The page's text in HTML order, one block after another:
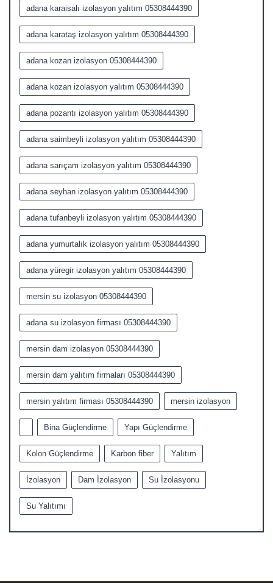
adana karaisalı izolasyon yalıtım 05308444390
adana karataş izolasyon yalıtım 05308444390
adana kozan izolasyon 05308444390
adana kozan izolasyon yalıtım 05308444390
adana pozantı izolasyon yalıtım 05308444390
adana saimbeyli izolasyon yalıtım 05308444390
adana sarıçam izolasyon yalıtım 05308444390
adana seyhan izolasyon yalıtım 05308444390
adana tufanbeyli izolasyon yalıtım 05308444390
adana yumurtalık izolasyon yalıtım 05308444390
adana yüregir izolasyon yalıtım 05308444390
mersin su izolasyon 05308444390
adana su izolasyon firması 05308444390
mersin dam izolasyon 05308444390
mersin dam yalıtım firmaları 05308444390
mersin yalıtım firması 05308444390 mersin izolasyon
Bina Güçlendirme Yapı Güçlendirme
Kolon Güçlendirme Karbon fiber Yalıtım
İzolasyon Dam İzolasyon Su İzolasyonu
Su Yalıtımı